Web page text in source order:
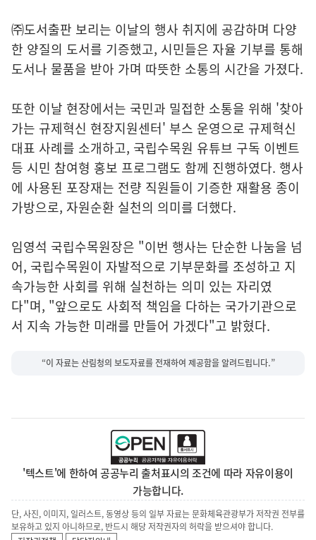
㈜도서출판 보리는 이날의 행사 취지에 공감하며 다양
한 양질의 도서를 기증했고, 시민들은 자율 기부를 통해
도서나 물품을 받아 가며 따뜻한 소통의 시간을 가졌다.
또한 이날 현장에서는 국민과 밀접한 소통을 위해 '찾아
가는 규제혁신 현장지원센터' 부스 운영으로 규제혁신
대표 사례를 소개하고, 국립수목원 유튜브 구독 이벤트
등 시민 참여형 홍보 프로그램도 함께 진행하였다. 행사
에 사용된 포장재는 전량 직원들이 기증한 재활용 종이
가방으로, 자원순환 실천의 의미를 더했다.
임영석 국립수목원장은 "이번 행사는 단순한 나눔을 넘
어, 국립수목원이 자발적으로 기부문화를 조성하고 지
속가능한 사회를 위해 실천하는 의미 있는 자리였
다"며, "앞으로도 사회적 책임을 다하는 국가기관으로
서 지속 가능한 미래를 만들어 가겠다"고 밝혔다.
“이 자료는 산림청의 보도자료를 전재하여 제공함을 알려드립니다.”
'텍스트'에 한하여 공공누리 출처표시의 조건에 따라 자유이용이
가능합니다.
단, 사진, 이미지, 일러스트, 동영상 등의 일부 자료는 문화체육관광부가 저작권 전부를
보유하고 있지 아니하므로, 반드시 해당 저작권자의 허락을 받으셔야 합니다.